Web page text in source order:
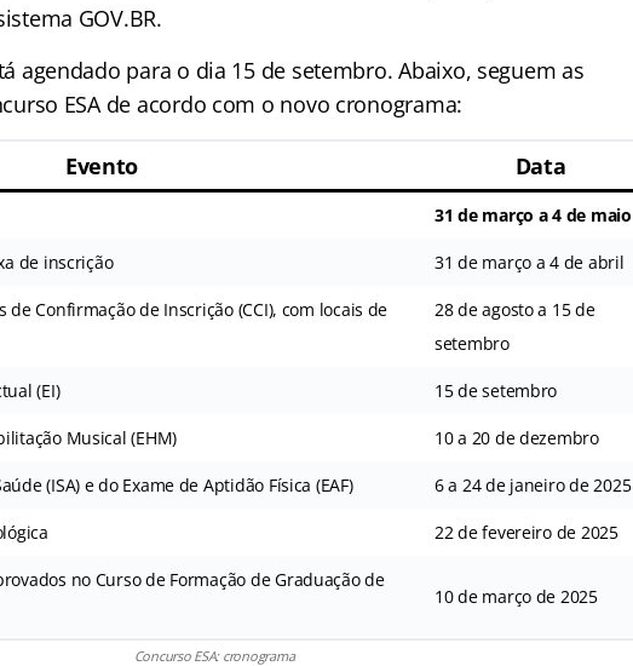
GOV.BR.
agendado para o dia 15 de setembro. Abaixo, seguem as
ESA de acordo com o novo cronograma:
Evento Data
31 de março a 4 de maio
de inscrição 31 de março a 4 de abril
de Confirmação de Inscrição (CCI), com locais de
28 de agosto a 15 de
setembro
(EI) 15 de setembro
Musical (EHM) 10 a 20 de dezembro
(ISA) e do Exame de Aptidão Física (EAF) 6 a 24 de janeiro de 2025
22 de fevereiro de 2025
no Curso de Formação de Graduação de
10 de março de 2025
Concurso ESA: cronograma